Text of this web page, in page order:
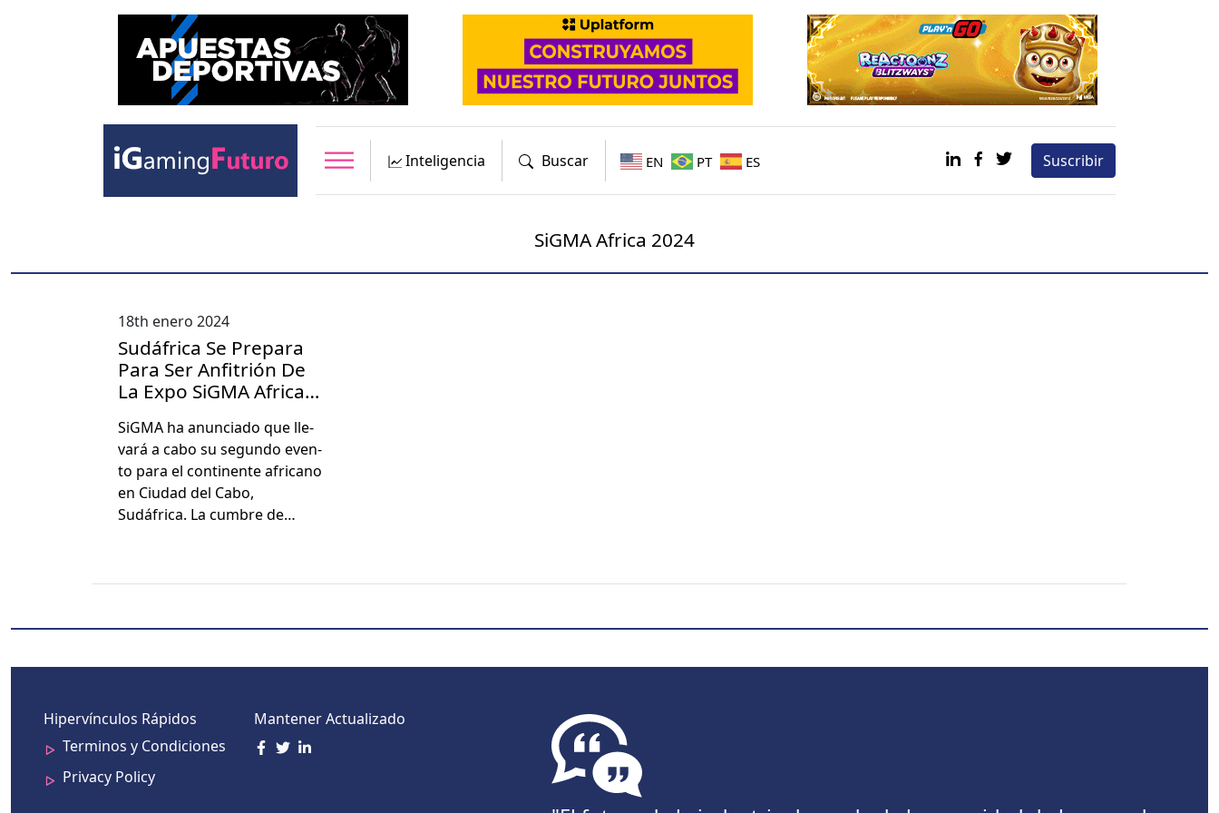
Inteligencia Buscar EN PT ES Suscribir
SiGMA Africa 2024
18th enero 2024
Sudáfrica Se Prepara
Para Ser Anfitrión De
La Expo SiGMA Africa
SiG­MA ha anun­ci­a­do que lle­
vará a cabo su segun­do even­
to para el con­ti­nente africano
en Ciu­dad del Cabo,
Sudáfrica. La cum­bre de…
Hipervínculos Rápidos
Terminos y Condiciones
Privacy Policy
Mantener Actualizado